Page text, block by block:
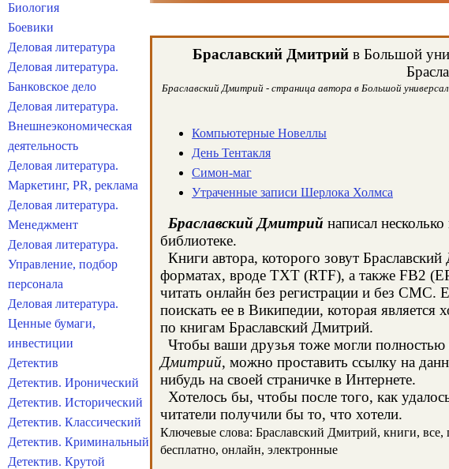
Браславский Дмитрийв Большой
Браславский Дмитрий - страница автора в Большой
Компьютерные Новеллы
День Тентакля
Симон-маг
Утраченные записи Шерлока Холмса
Браславский Дмитрий написал
библиотеке.
Книги автора, которого зовут
форматах, вроде TXT (RTF), а также FB2
читать онлайн без регистрации и без СМС.
поискать ее в Википедии, которая
по книгам Браславский Дмитрий.
Чтобы ваши друзья тоже могли полностью
Дмитрий, можно проставить ссылку на
нибудь на своей страничке в Интернете.
Хотелось бы, чтобы после того, как
читатели получили бы то, что хотели.
Ключевые слова: Браславский Дмитрий, книги, все,
бесплатно, онлайн, электронные
Биология
Боевики
Деловая литература
Деловая литература.
Банковское дело
Деловая литература.
Внешнеэкономическая
деятельность
Деловая литература.
Маркетинг, PR, реклама
Деловая литература.
Менеджмент
Деловая литература.
Управление, подбор
персонала
Деловая литература.
Ценные бумаги,
инвестиции
Детектив
Детектив. Иронический
Детектив. Исторический
Детектив. Классический
Детектив. Криминальный
Детектив. Крутой